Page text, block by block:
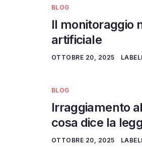
BLOG
Il monitoraggio
artificiale
OTTOBRE 20, 2025
BLOG
Irraggiamento
cosa dice la
OTTOBRE 20, 2025